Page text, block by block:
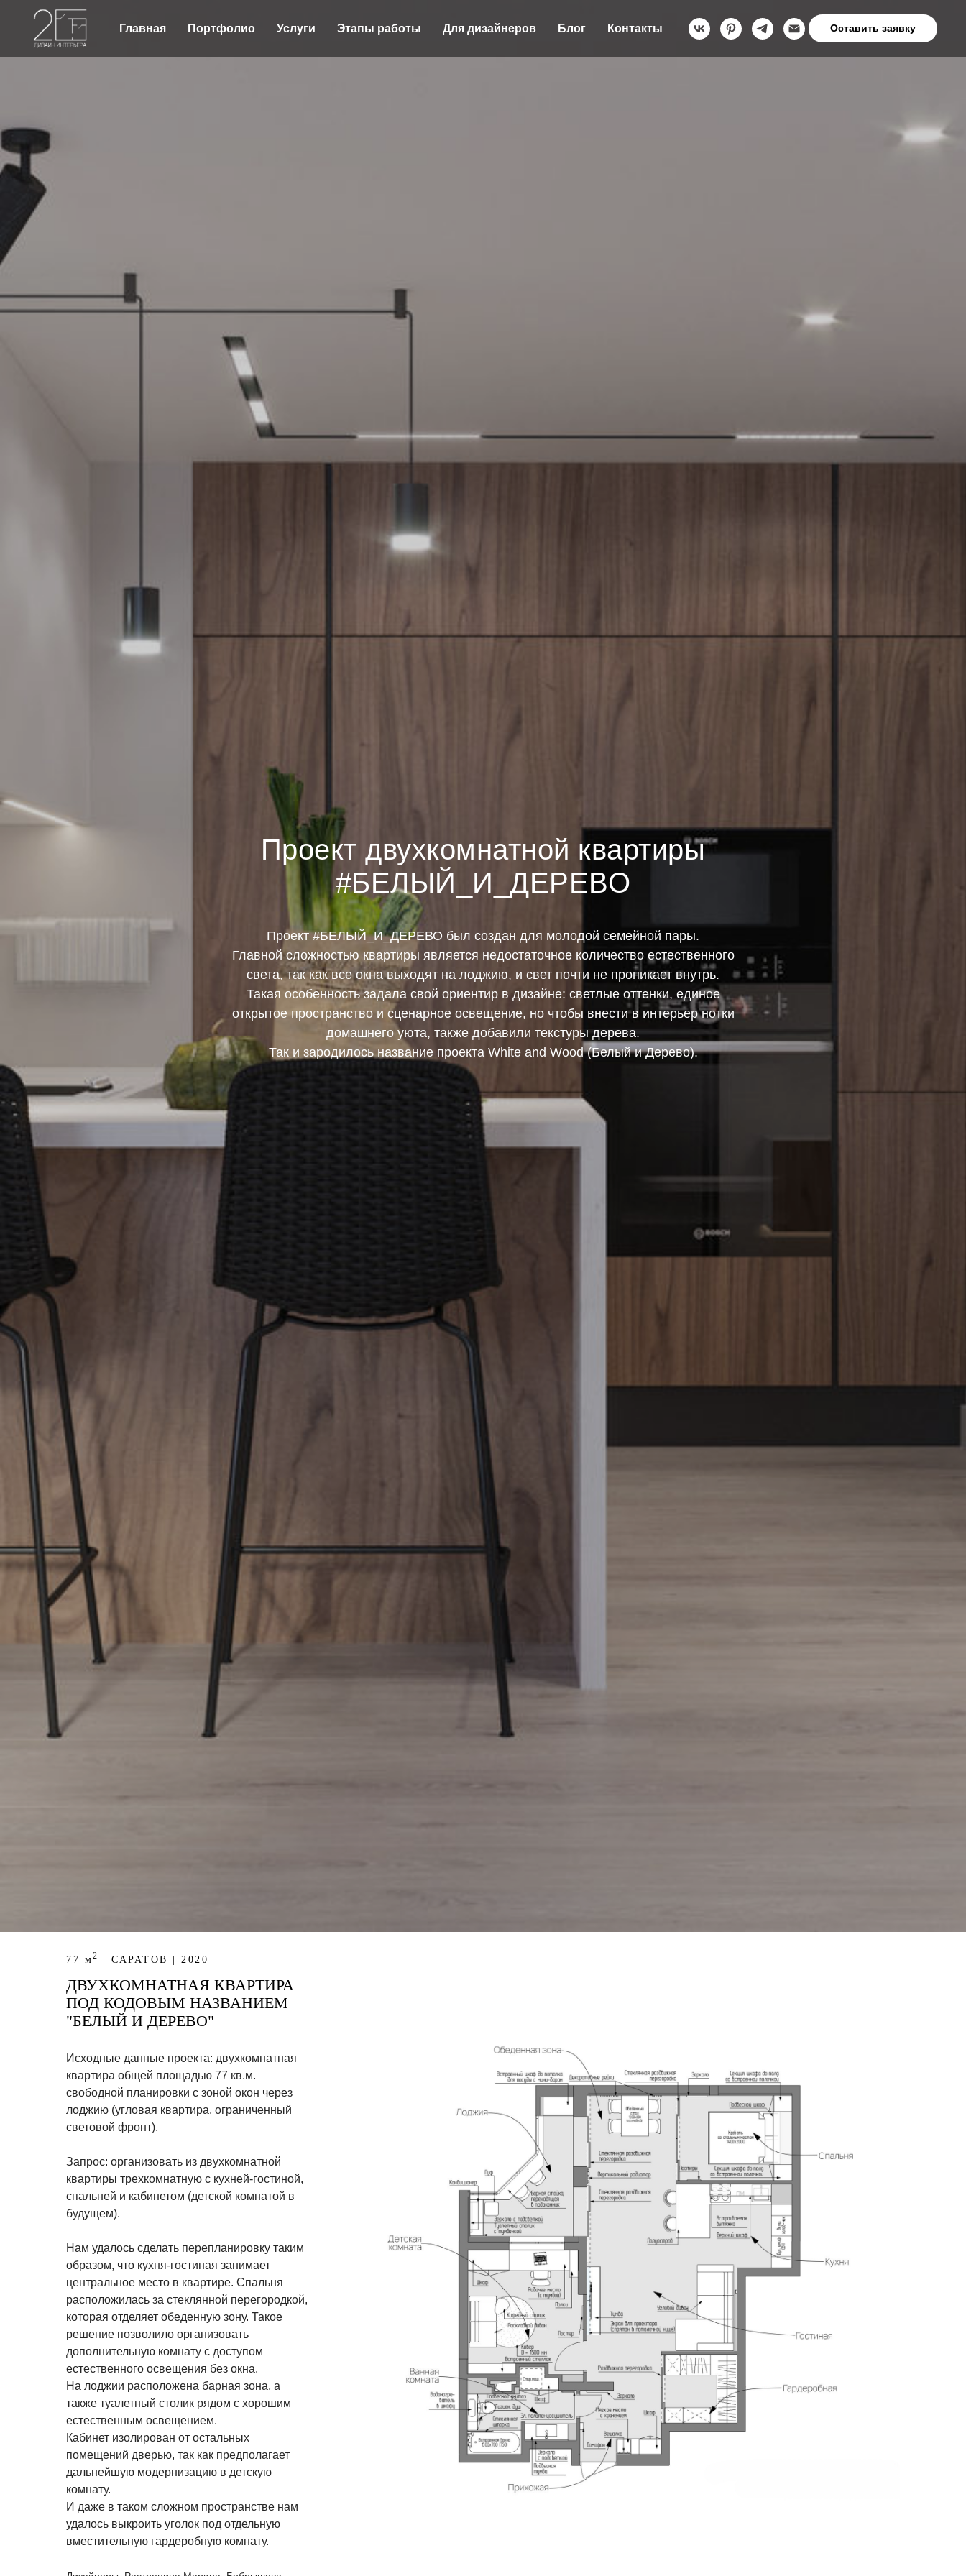
Главная Портфолио Услуги Этапы работы Для дизайнеров Блог Контакты Оставить заявку
Проект двухкомнатной квартиры
#БЕЛЫЙ_И_ДЕРЕВО
Проект #БЕЛЫЙ_И_ДЕРЕВО был создан для молодой семейной пары.
Главной сложностью квартиры является недостаточное количество естественного
света, так как все окна выходят на лоджию, и свет почти не проникает внутрь.
Такая особенность задала свой ориентир в дизайне: светлые оттенки, единое
открытое пространство и сценарное освещение, но чтобы внести в интерьер нотки
домашнего уюта, также добавили текстуры дерева.
Так и зародилось название проекта White and Wood (Белый и Дерево).
77 м2 | САРАТОВ | 2020
ДВУХКОМНАТНАЯ КВАРТИРА
ПОД КОДОВЫМ НАЗВАНИЕМ
"БЕЛЫЙ И ДЕРЕВО"
Исходные данные проекта: двухкомнатная
квартира общей площадью 77 кв.м.
свободной планировки с зоной окон через
лоджию (угловая квартира, ограниченный
световой фронт).
Запрос: организовать из двухкомнатной
квартиры трехкомнатную с кухней-гостиной,
спальней и кабинетом (детской комнатой в
будущем).
Нам удалось сделать перепланировку таким
образом, что кухня-гостиная занимает
центральное место в квартире. Спальня
расположилась за стеклянной перегородкой,
которая отделяет обеденную зону. Такое
решение позволило организовать
дополнительную комнату с доступом
естественного освещения без окна.
На лоджии расположена барная зона, а
также туалетный столик рядом с хорошим
естественным освещением.
Кабинет изолирован от остальных
помещений дверью, так как предполагает
дальнейшую модернизацию в детскую
комнату.
И даже в таком сложном пространстве нам
удалось выкроить уголок под отдельную
вместительную гардеробную комнату.